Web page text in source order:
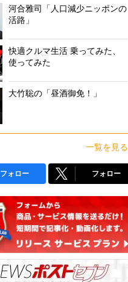
河合雅司「人口減少ニッポンの
活路」
快適クルマ生活 乗ってみた、
使ってみた
大竹聡の「昼酒御免！」
一覧を見る
フォロー フォロー